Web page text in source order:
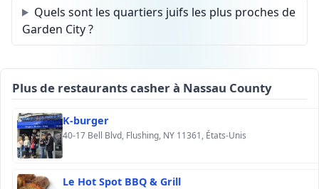
Quels sont les quartiers juifs les plus proches de
Garden City ?
Plus de restaurants casher à Nassau County
K-burger
40-17 Bell Blvd, Flushing, NY 11361, États-Unis
Le Hot Spot BBQ & Grill